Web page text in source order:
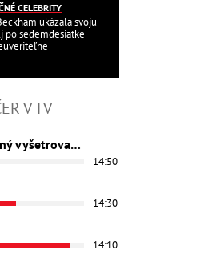
CELEBRITY
ukázala svoju
po sedemdesiatke
V TV
NCIS - Námorný vyšetrovací úrad
14:50
14:30
14:10